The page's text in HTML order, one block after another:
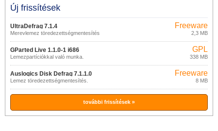
Új frissítések
UltraDefrag 7.1.4
Merevlemez töredezettségmentesítés
Freeware
2,3 MB
GParted Live 1.1.0-1 i686
Lemezpartíciókkal való munka.
GPL
338 MB
Auslogics Disk Defrag 7.1.1.0
Lemez töredezettségmentesítés.
Freeware
8 MB
további frissítések »